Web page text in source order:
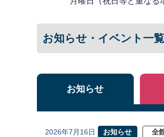
お知らせ・イベント一覧
お知らせ
2026年7月16日 お知らせ 全